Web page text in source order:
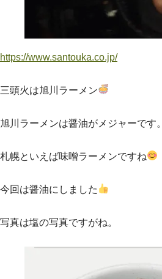
https://www.santouka.co.jp/
三頭火は旭川ラーメン
旭川ラーメンは醤油がメジャーです。
札幌といえば味噌ラーメンですね
今回は醤油にしました
写真は塩の写真ですがね。